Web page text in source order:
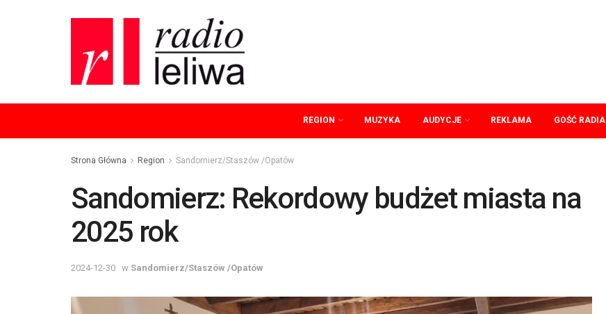
REGION MUZYKA AUDYCJE REKLAMA GOŚĆ RADIA
Strona Główna Region Sandomierz/Staszów /Opatów
Sandomierz: Rekordowy budżet miasta na
2025 rok
2024-12-30 w Sandomierz/Staszów /Opatów